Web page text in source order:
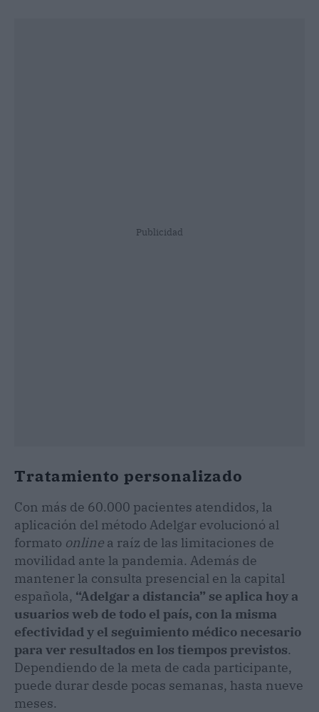
Publicidad
Tratamiento personalizado
Con más de 60.000 pacientes atendidos, la
aplicación del método Adelgar evolucionó al
formato online a raíz de las limitaciones de
movilidad ante la pandemia. Además de
mantener la consulta presencial en la capital
española, “Adelgar a distancia” se aplica hoy a
usuarios web de todo el país, con la misma
efectividad y el seguimiento médico necesario
para ver resultados en los tiempos previstos.
Dependiendo de la meta de cada participante,
puede durar desde pocas semanas, hasta nueve
meses.